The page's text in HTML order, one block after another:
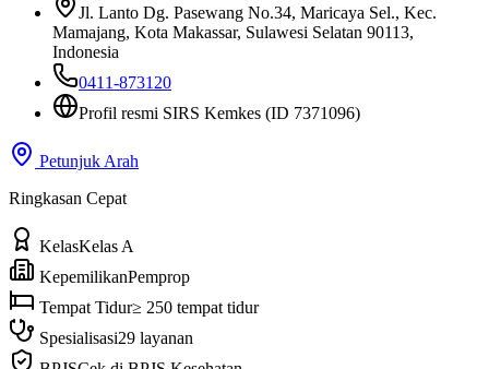
Jl. Lanto Dg. Pasewang No.34, Maricaya Sel., Kec.
Mamajang, Kota Makassar, Sulawesi Selatan 90113,
Indonesia
0411-873120
Profil resmi SIRS Kemkes (ID 7371096)
Petunjuk Arah
Ringkasan Cepat
KelasKelas A
KepemilikanPemprop
Tempat Tidur≥ 250 tempat tidur
Spesialisasi29 layanan